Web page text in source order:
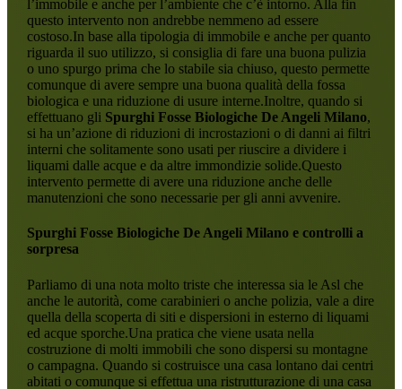
l’immobile e anche per l’ambiente che c’è intorno. Alla fin
questo intervento non andrebbe nemmeno ad essere
costoso.In base alla tipologia di immobile e anche per quanto
riguarda il suo utilizzo, si consiglia di fare una buona pulizia
o uno spurgo prima che lo stabile sia chiuso, questo permette
comunque di avere sempre una buona qualità della fossa
biologica e una riduzione di usure interne.Inoltre, quando si
effettuano gli Spurghi Fosse Biologiche De Angeli Milano,
si ha un’azione di riduzioni di incrostazioni o di danni ai filtri
interni che solitamente sono usati per riuscire a dividere i
liquami dalle acque e da altre immondizie solide.Questo
intervento permette di avere una riduzione anche delle
manutenzioni che sono necessarie per gli anni avvenire.
Spurghi Fosse Biologiche De Angeli Milanoe controlli a
sorpresa
Parliamo di una nota molto triste che interessa sia le Asl che
anche le autorità, come carabinieri o anche polizia, vale a dire
quella della scoperta di siti e dispersioni in esterno di liquami
ed acque sporche.Una pratica che viene usata nella
costruzione di molti immobili che sono dispersi su montagne
o campagna. Quando si costruisce una casa lontano dai centri
abitati o comunque si effettua una ristrutturazione di una casa